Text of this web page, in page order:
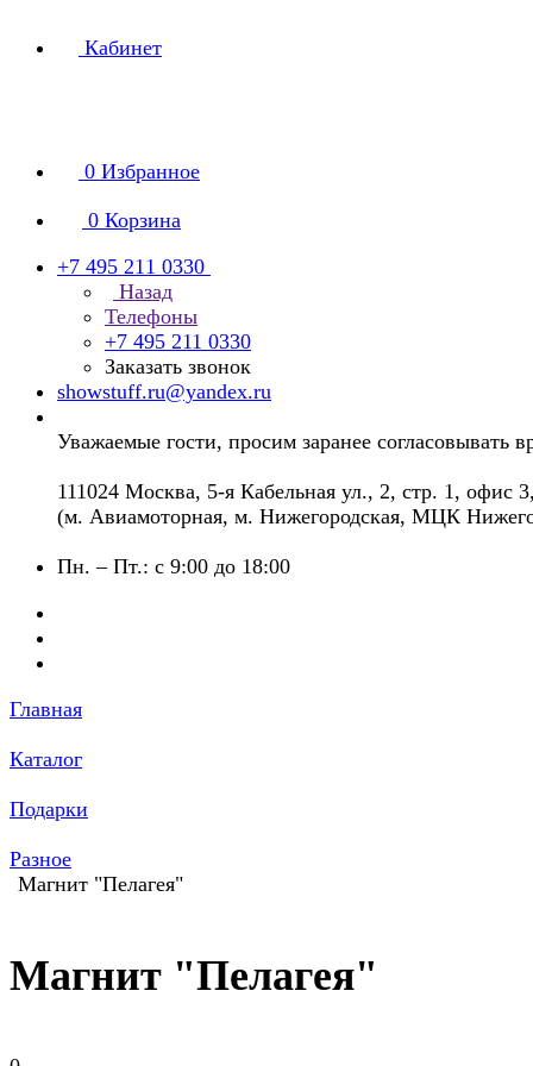
Кабинет
0 Избранное
0 Корзина
+7 495 211 0330
Назад
Телефоны
+7 495 211 0330
Заказать звонок
showstuff.ru@yandex.ru
Уважаемые гости, просим заранее согласовывать
111024 Москва, 5-я Кабельная ул., 2, стр. 1, офис
(м. Авиамоторная, м. Нижегородская, МЦК
Пн. – Пт.: с 9:00 до 18:00
Главная
Каталог
Подарки
Разное
Магнит "Пелагея"
Магнит "Пелагея"